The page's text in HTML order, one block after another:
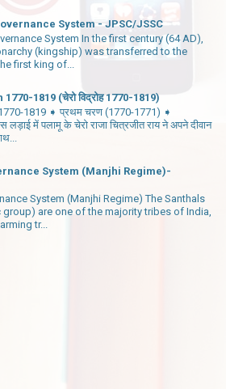
System - JPSC/JSSC
System In the first century (64 AD),
(kingship) was transferred to the
first king of...
1819 (चेरो विद्रोह 1770-1819)
1819 ➧ प्रथम चरण (1770-1771) ➧
लड़ाई में पलामू के चेरो राजा चित्रजीत राय ने अपने दीवान
System (Manjhi Regime)-
System (Manjhi Regime) The Santhals
group) are one of the majority tribes of India,
tr...